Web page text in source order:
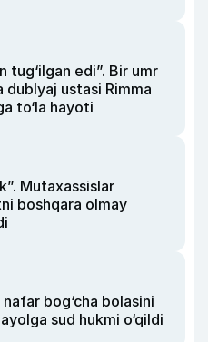
tug‘ilgan edi”. Bir umr
ustasi Rimma
to‘la hayoti
Mutaxassislar
boshqara olmay
bog‘cha bolasini
sud hukmi o‘qildi